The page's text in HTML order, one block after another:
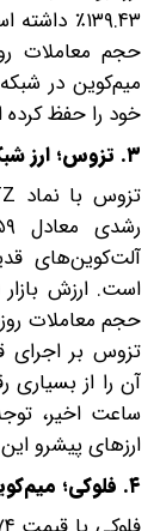
میم‌کوین در
خود را حفظ
۳. تزوس؛ ارز شبکه لایه یکی قرارداد هوشمند
آلت‌کوین‌های
تزوس بر اجرای
ساعت اخیر،
ارزهای پیشرو
۴. فلوکی؛ میم‌کوین با تم سگ و جامعه‌ای وفادار